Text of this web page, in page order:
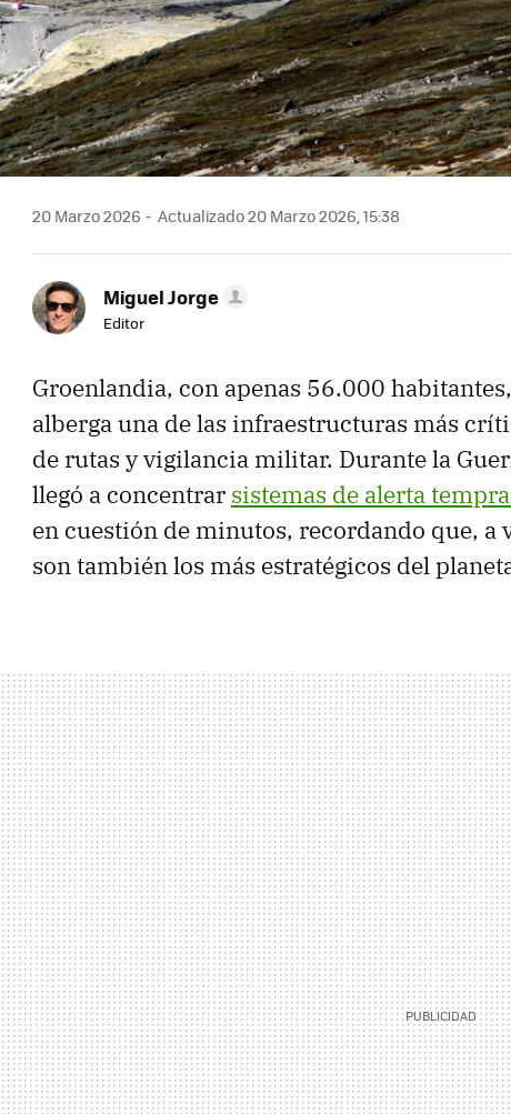
20 Marzo 2026 Actualizado 20 Marzo 2026, 15:38
Miguel Jorge
Editor
Groenlandia, con apenas 56.000
alberga una de las infraestructuras más
de rutas y vigilancia militar. Durante la
llegó a concentrar sistemas de alerta
en cuestión de minutos, recordando que, a
son también los más estratégicos del